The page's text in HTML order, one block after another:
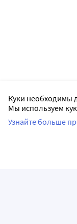
Куки необходимы
Мы используем
Узнайте больше